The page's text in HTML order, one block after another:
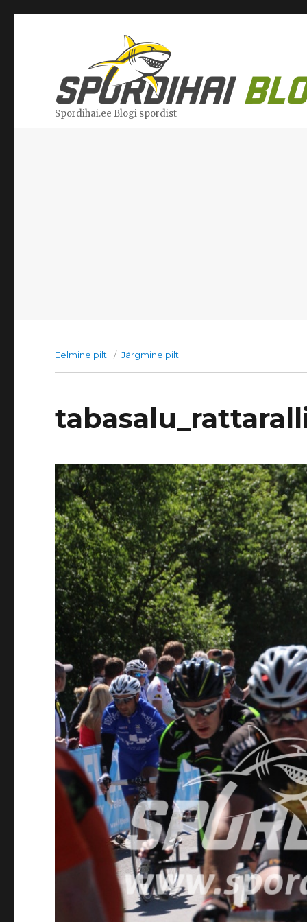
Spordihai.ee Blogi spordist
Eelmine pilt Järgmine pilt